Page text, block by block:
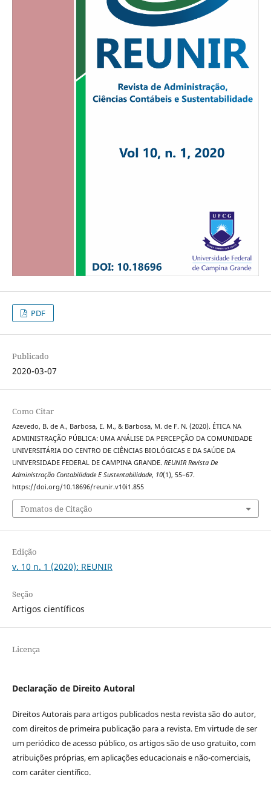
PDF
Publicado
2020-03-07
Como Citar
Azevedo, B. de A., Barbosa, E. M., & Barbosa, M. de F. N. (2020). ÉTICA NA
ADMINISTRAÇÃO PÚBLICA: UMA ANÁLISE DA PERCEPÇÃO DA COMUNIDADE
UNIVERSITÁRIA DO CENTRO DE CIÊNCIAS BIOLÓGICAS E DA SAÚDE DA
UNIVERSIDADE FEDERAL DE CAMPINA GRANDE. REUNIR Revista De
Administração Contabilidade E Sustentabilidade, 10(1), 55–67.
https://doi.org/10.18696/reunir.v10i1.855
Fomatos de Citação
Edição
v. 10 n. 1 (2020): REUNIR
Seção
Artigos científicos
Licença
Declaração de Direito Autoral
Direitos Autorais para artigos publicados nesta revista são do autor,
com direitos de primeira publicação para a revista. Em virtude de ser
um periódico de acesso público, os artigos são de uso gratuito, com
atribuições próprias, em aplicações educacionais e não-comerciais,
com caráter científico.